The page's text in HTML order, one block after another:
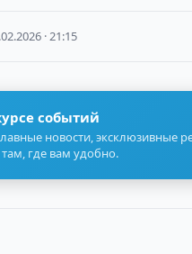
· 21:15
событий
новости, эксклюзивные
где вам удобно.